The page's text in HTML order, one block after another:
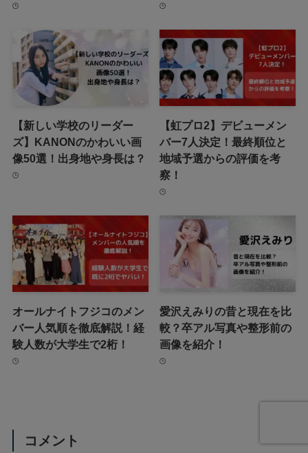
【新しい学校のリーダー
ズ】KANONのかわいい画
像50選！出身地や身長は？
【虹プロ2】デビューメン
バー7人決定！最終順位と
地域予選からの評価を考
察！
オールナイトフジコのメン
バー人気順を徹底解説！経
験人数が大学生で2桁！
愛沢えみりの昔と現在を比
較？卒アル写真や整形前の
画像を紹介！
コメント